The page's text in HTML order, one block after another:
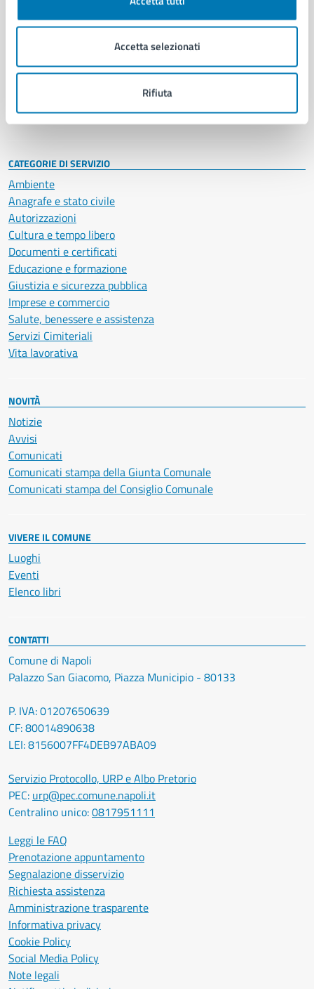
Accetta selezionati
Rifiuta
Uffici
Politici
Intranet, posta aziendale e protocollo
CATEGORIE DI SERVIZIO
Ambiente
Anagrafe e stato civile
Autorizzazioni
Cultura e tempo libero
Documenti e certificati
Educazione e formazione
Giustizia e sicurezza pubblica
Imprese e commercio
Salute, benessere e assistenza
Servizi Cimiteriali
Vita lavorativa
NOVITÀ
Notizie
Avvisi
Comunicati
Comunicati stampa della Giunta Comunale
Comunicati stampa del Consiglio Comunale
VIVERE IL COMUNE
Luoghi
Eventi
Elenco libri
CONTATTI
Comune di Napoli
Palazzo San Giacomo, Piazza Municipio - 80133
P. IVA: 01207650639
CF: 80014890638
LEI: 8156007FF4DEB97ABA09
Servizio Protocollo, URP e Albo Pretorio
PEC: urp@pec.comune.napoli.it
Centralino unico:0817951111
Leggi le FAQ
Prenotazione appuntamento
Segnalazione disservizio
Richiesta assistenza
Amministrazione trasparente
Informativa privacy
Cookie Policy
Social Media Policy
Note legali